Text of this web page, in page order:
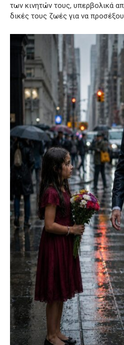
των κινητών τους, υπερβολικά
δικές τους ζωές για να